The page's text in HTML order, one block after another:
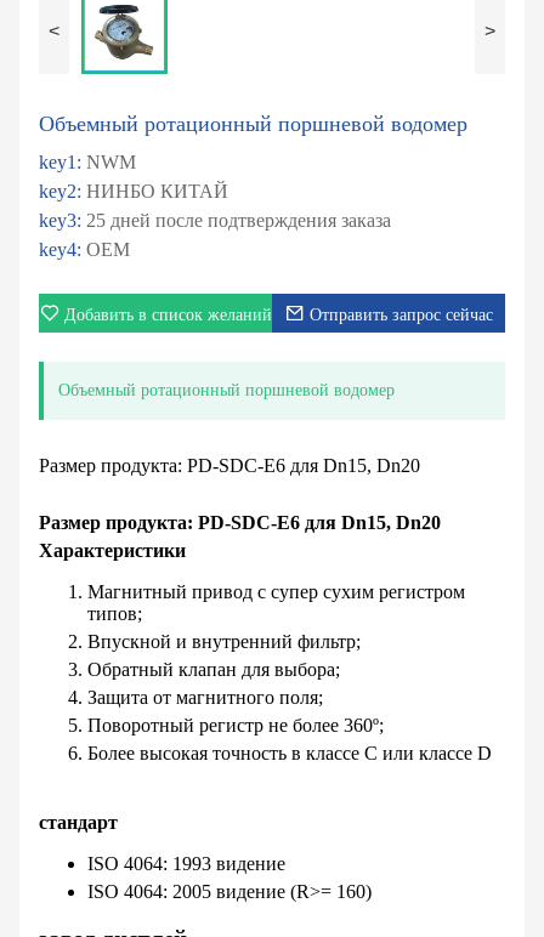
< >
Объемный ротационный поршневой водомер
key1: NWM
key2: НИНБО КИТАЙ
key3: 25 дней после подтверждения заказа
key4: OEM
Добавить в список желаний Отправить запрос сейчас
Объемный ротационный поршневой водомер
Размер продукта: PD-SDC-E6 для Dn15, Dn20
Размер продукта: PD-SDC-E6 для Dn15, Dn20
Характеристики
Магнитный привод с супер сухим регистром
типов;
Впускной и внутренний фильтр;
Обратный клапан для выбора;
Защита от магнитного поля;
Поворотный регистр не более 360º;
Более высокая точность в классе C или классе D
стандарт
ISO 4064: 1993 видение
ISO 4064: 2005 видение (R>= 160)